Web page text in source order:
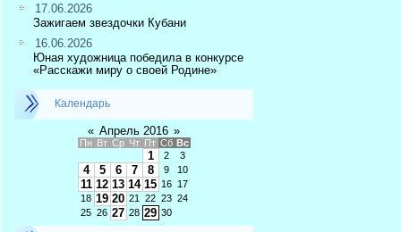
17.06.2026
Зажигаем звездочки Кубани
16.06.2026
Юная художница победила в конкурсе
«Расскажи миру о своей Родине»
Календарь
« Апрель 2016 »
Пн Вт Ср Чт Пт Сб Вс
1 2 3
4 5 6 7 8 9 10
11 12 13 14 15 16 17
18 19 20 21 22 23 24
25 26 27 28 29 30